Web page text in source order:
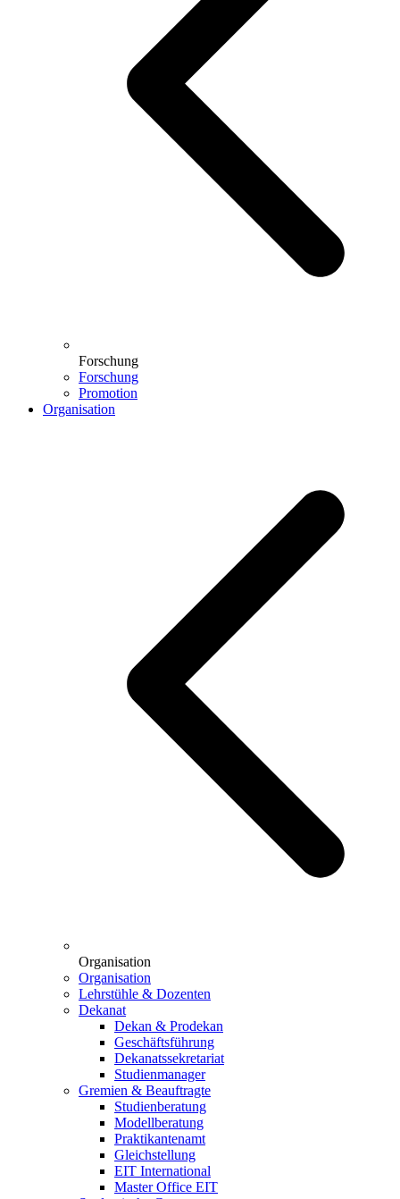
Forschung
Forschung
Promotion
Organisation
Organisation
Organisation
Lehrstühle & Dozenten
Dekanat
Dekan & Prodekan
Geschäftsführung
Dekanatssekretariat
Studienmanager
Gremien & Beauftragte
Studienberatung
Modellberatung
Praktikantenamt
Gleichstellung
EIT International
Master Office EIT